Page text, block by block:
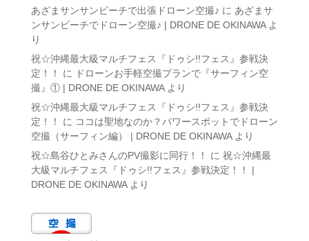
あざまサンサンビーチで出張ドローン空撮♪ に あざまサ
ンサンビーチでドローン空撮♪ | DRONE DE OKINAWAよ
り
祝☆沖縄最大級マルチフェス『ドゥシ!!フェス』参戦決
定！！
に
ドローンお手軽空撮プランで『サーフィン空
撮』① | DRONE DE OKINAWAより
祝☆沖縄最大級マルチフェス『ドゥシ!!フェス』参戦決
定！！
に ココは聖地なのか？パワースポットでドローン
空撮（サーフィン編） | DRONE DE OKINAWAより
祝☆島谷ひとみさんのPV撮影に同行！！
に 祝☆沖縄最
大級マルチフェス『ドゥシ!!フェス』参戦決定！！ |
DRONE DE OKINAWAより